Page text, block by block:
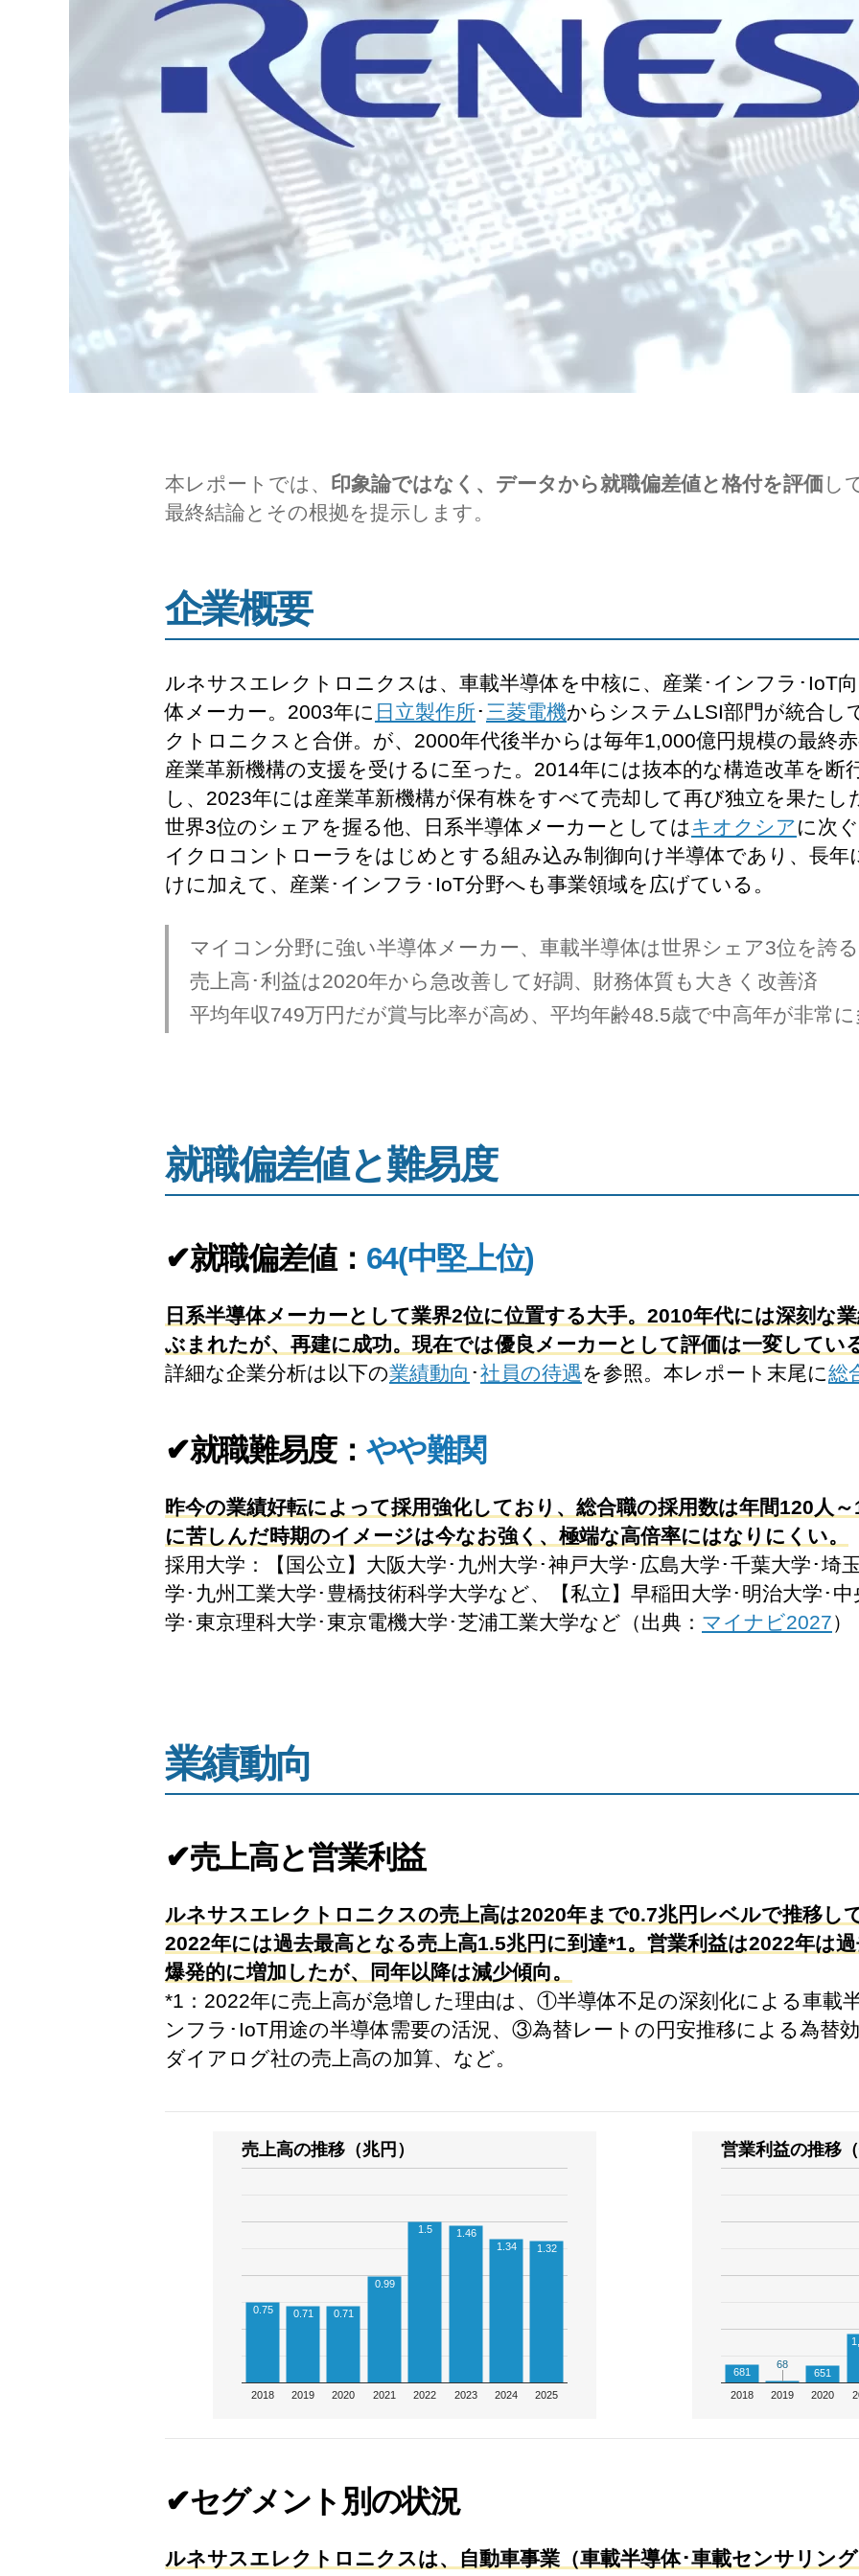
本レポートでは、 印象論ではなく、データから就職偏差値と格付を評価し
最終結論とその根拠を提示します。
企業概要
ルネサスエレクトロニクスは、車載半導体を中核に、産業･インフラ･IoT
体メーカー。2003年に 日立製作所･ 三菱電機からシステムLSI部門が統合し
クトロニクスと合併。が、2000年代後半からは毎年1,000億円規模の最終
産業革新機構の支援を受けるに至った。2014年には抜本的な構造改革を断
し、2023年には産業革新機構が保有株をすべて売却して再び独立を果たし
世界3位のシェアを握る他、日系半導体メーカーとしては キオクシアに次
イクロコントローラをはじめとする組み込み制御向け半導体であり、長年
けに加えて、産業･インフラ･IoT分野へも事業領域を広げている。
マイコン分野に強い半導体メーカー、車載半導体は世界シェア3位を誇る
売上高･利益は2020年から急改善して好調、財務体質も大きく改善済
平均年収749万円だが賞与比率が高め、平均年齢48.5歳で中高年が非常に
就職偏差値と難易度
✔就職偏差値： 64(中堅上位)
日系半導体メーカーとして業界2位に位置する大手。2010年代には深刻な
ぶまれたが、再建に成功。現在では優良メーカーとして評価は一変してい
詳細な企業分析は以下の業績動向 ･社員の待遇を参照。本レポート末尾に総
✔就職難易度： やや難関
昨今の業績好転によって採用強化しており、総合職の採用数は年間120人
に苦しんだ時期のイメージは今なお強く、極端な高倍率にはなりにくい。
採用大学：【国公立】大阪大学･九州大学･神戸大学･広島大学･千葉大学･埼
学･九州工業大学･豊橋技術科学大学など、【私立】早稲田大学･明治大学･
学･東京理科大学･東京電機大学･芝浦工業大学など（出典： マイナビ2027）
業績動向
✔売上高と営業利益
ルネサスエレクトロニクスの売上高は2020年まで0.7兆円レベルで推移し
2022年には過去最高となる売上高1.5兆円に到達*1。営業利益は2022年は
爆発的に増加したが、同年以降は減少傾向。
*1：2022年に売上高が急増した理由は、①半導体不足の深刻化による車載
ンフラ･IoT用途の半導体需要の活況、③為替レートの円安推移による為替
ダイアログ社の売上高の加算、など。
売上高の推移（兆円）
2018 2019 2020 2021 2022 2023 2024 2025
0.75 0.71 0.71
0.99
1.5
1.46
1.34
1.32
営業利益の推移（
2018 2019 2020
681
68
68
651
✔セグメント別の状況
ルネサスエレクトロニクスは、自動車事業（車載半導体･車載センサリン